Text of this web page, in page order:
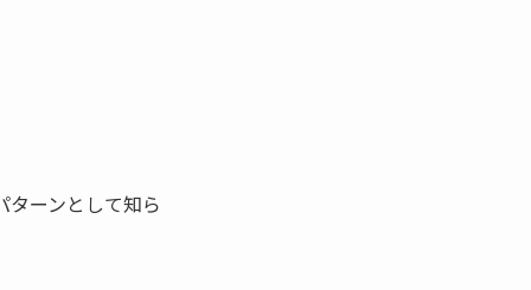
ーンとして知ら